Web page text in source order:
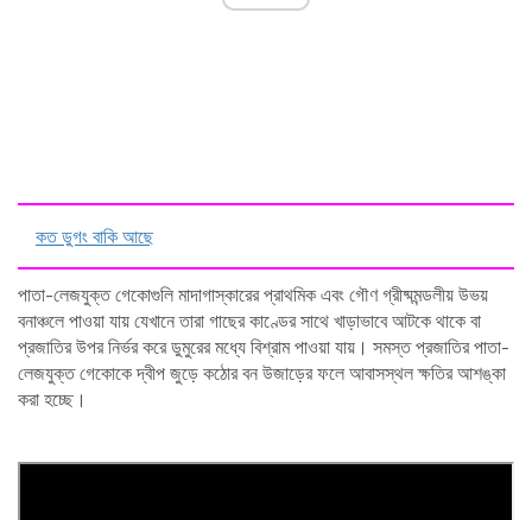
কত ডুগং বাকি আছে
পাতা-লেজযুক্ত গেকোগুলি মাদাগাস্কারের প্রাথমিক এবং গৌণ গ্রীষ্মমন্ডলীয় উভয়
বনাঞ্চলে পাওয়া যায় যেখানে তারা গাছের কাণ্ডের সাথে খাড়াভাবে আটকে থাকে বা
প্রজাতির উপর নির্ভর করে ডুমুরের মধ্যে বিশ্রাম পাওয়া যায়। সমস্ত প্রজাতির পাতা-
লেজযুক্ত গেকোকে দ্বীপ জুড়ে কঠোর বন উজাড়ের ফলে আবাসস্থল ক্ষতির আশঙ্কা
করা হচ্ছে।